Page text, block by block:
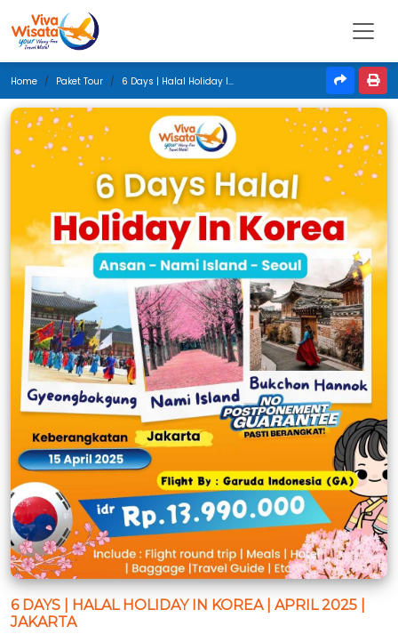
Home Paket Tour 6 Days | Halal Holiday In Korea | April 2025 | Jakarta
6 DAYS | HALAL HOLIDAY IN KOREA | APRIL 2025 |
JAKARTA